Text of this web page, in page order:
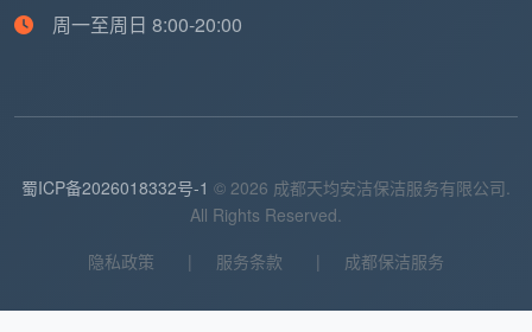
4.2 写字楼/办公区保洁巡检表
各自独立建表，每张表独立填写，互不交叉。这样哪
增加“时间窗”字段 ：办公区保洁需要在员工上班前完
成，会议室需要在使用间隙见缝插针。表格上明确标
注当次保洁的时间窗，方便追溯“为什么上午9点会议
周一至周日 8:00-20:00
蜀ICP备2026018332号-1 © 2026 成都天均安洁保洁服务有限公司.
All Rights Reserved.
隐私政策
| 服务条款 | 成都保洁服务